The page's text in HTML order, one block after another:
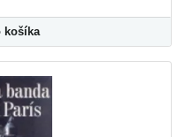
ELExprés